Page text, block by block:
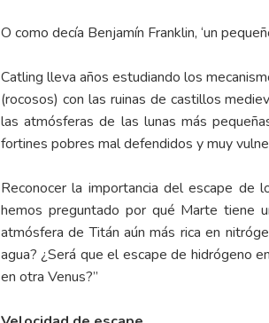
O como decía Benjamín Franklin, ‘un
Catling lleva años estudiando los
(rocosos) con las ruinas de castillos
las atmósferas de las lunas más
fortines pobres mal defendidos y muy
Reconocer la importancia del escape de
hemos preguntado por qué Marte tiene
atmósfera de Titán aún más rica en
agua? ¿Será que el escape de hidrógeno
en otra Venus?”